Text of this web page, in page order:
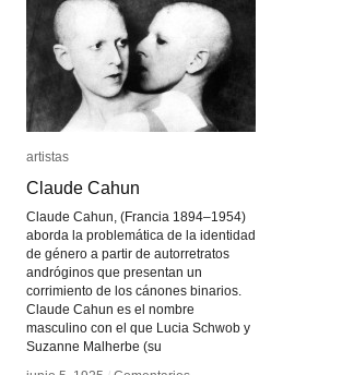
artistas
Claude Cahun
Claude Cahun, (Francia 1894–1954)
aborda la problemática de la identidad
de género a partir de autorretratos
andróginos que presentan un
corrimiento de los cánones binarios.
Claude Cahun es el nombre
masculino con el que Lucia Schwob y
Suzanne Malherbe (su
artistas
Claude Cahun